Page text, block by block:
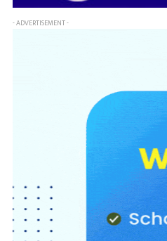
- ADVERTISEMENT -